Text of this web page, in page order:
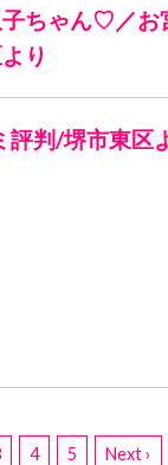
ちゃん♡／お
り
評判/堺市東区
4 5 Next ›